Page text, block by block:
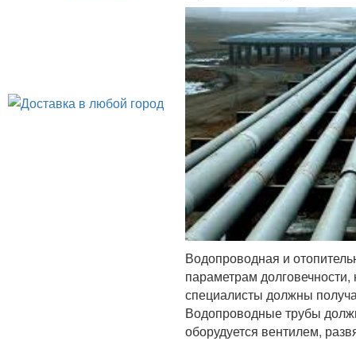
Водопроводная и
параметрам
специалисты должны
Водопроводные трубы
оборудуется вентилем,